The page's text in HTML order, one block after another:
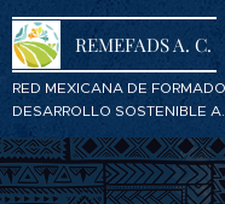
REMEFADS A. C.
RED MEXICANA DE
DESARROLLO SOSTENIBLE A.